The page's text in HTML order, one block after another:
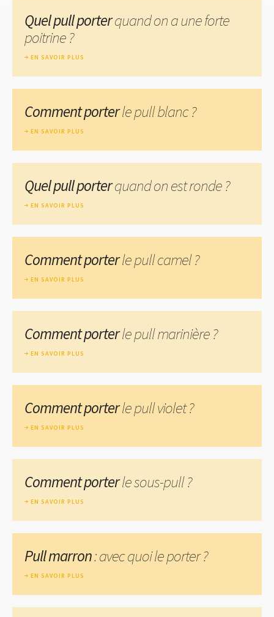
Quel pull porterquand on a une forte
poitrine ?
EN SAVOIR PLUS
Comment porterle pull blanc ?
EN SAVOIR PLUS
Quel pull porterquand on est ronde ?
EN SAVOIR PLUS
Comment porterle pull camel ?
EN SAVOIR PLUS
Comment porterle pull marinière ?
EN SAVOIR PLUS
Comment porterle pull violet ?
EN SAVOIR PLUS
Comment porterle sous-pull ?
EN SAVOIR PLUS
Pull marron: avec quoi le porter ?
EN SAVOIR PLUS